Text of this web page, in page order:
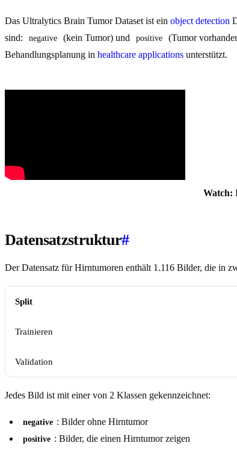
Das Ultralytics Brain Tumor Dataset ist ein object detection
sind:
negative (kein Tumor) und positive (Tumor
Behandlungsplanung in healthcare applications unterstützt.
Watch:
Datensatzstruktur#
Der Datensatz für Hirntumoren enthält 1.116 Bilder, die in
Split
Trainieren
Validation
Jedes Bild ist mit einer von 2 Klassen gekennzeichnet:
negative : Bilder ohne Hirntumor
positive : Bilder, die einen Hirntumor zeigen